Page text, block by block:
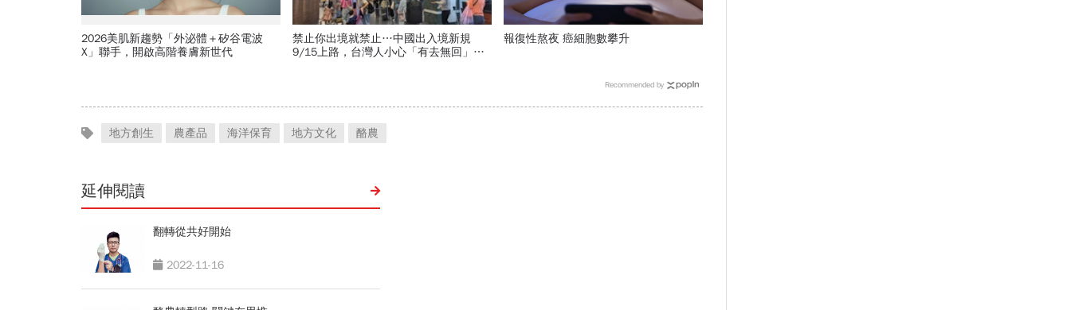
2026美肌新趨勢「外泌體＋矽谷電波
X」聯手，開啟高階養膚新世代
禁止你出境就禁止…中國出入境新規
9/15上路，台灣人小心「有去無回」？4
報復性熬夜 癌細胞數攀升
Recommended by
地方創生 農產品 海洋保育 地方文化 酪農
延伸閱讀
翻轉從共好開始
2022-11-16